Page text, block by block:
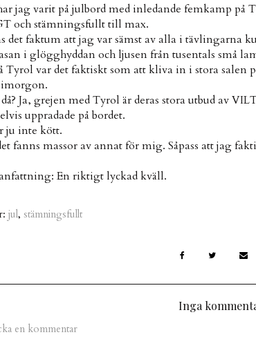
jag varit på julbord med inledande femkamp på
och stämningsfullt till max.
det faktum att jag var sämst av alla i tävlingarna
i glögghyddan och ljusen från tusentals små
Tyrol var det faktiskt som att kliva in i stora salen
Ja, grejen med Tyrol är deras stora utbud av
uppradade på bordet.
ju inte kött.
fanns massor av annat för mig. Såpass att jag
En riktigt lyckad kväll.
jul, stämningsfullt
Inga
en kommentar